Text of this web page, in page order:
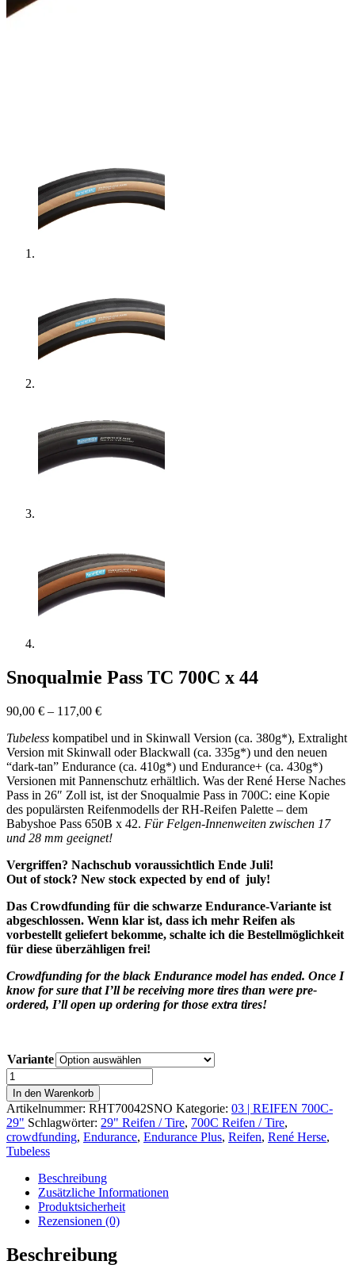
Snoqualmie Pass TC 700C x 44
90,00 € – 117,00 €
Tubeless kompatibel und in Skinwall Version (ca. 380g*), Extralight
Version mit Skinwall oder Blackwall (ca. 335g*) und den neuen
“dark-tan” Endurance (ca. 410g*) und Endurance+ (ca. 430g*)
Versionen mit Pannenschutz erhältlich. Was der René Herse Naches
Pass in 26″ Zoll ist, ist der Snoqualmie Pass in 700C: eine Kopie
des populärsten Reifenmodells der RH-Reifen Palette – dem
Babyshoe Pass 650B x 42. Für Felgen-Innenweiten zwischen 17
und 28 mm geeignet!
Vergriffen? Nachschub voraussichtlich Ende Juli!
Out of stock? New stock expected by end of july!
Das Crowdfunding für die schwarze Endurance-Variante ist
abgeschlossen. Wenn klar ist, dass ich mehr Reifen als
vorbestellt geliefert bekomme, schalte ich die Bestellmöglichkeit
für diese überzähligen frei!
Crowdfunding for the black Endurance model has ended. Once I
know for sure that I’ll be receiving more tires than were pre-
ordered, I’ll open up ordering for those extra tires!
Variante
Snoqualmie
Pass
TC
700C
x
44
Menge
In den Warenkorb
Artikelnummer: RHT70042SNO Kategorie: 03 | REIFEN 700C-
29" Schlagwörter: 29" Reifen / Tire, 700C Reifen / Tire,
crowdfunding, Endurance, Endurance Plus, Reifen, René Herse,
Tubeless
Beschreibung
Zusätzliche Informationen
Produktsicherheit
Rezensionen (0)
Beschreibung